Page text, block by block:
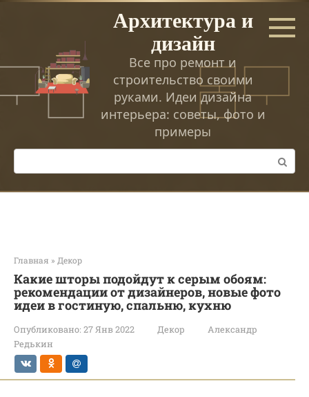
Перейти
Архитектура и
дизайн
Все про ремонт и
строительство своими
руками. Идеи дизайна
интерьера: советы, фото и
примеры
Поиск:
Главная » Декор
Какие шторы подойдут к серым обоям:
рекомендации от дизайнеров, новые фото
идеи в гостиную, спальню, кухню
Опубликовано: 27 Янв 2022 Декор
Александр
Редькин